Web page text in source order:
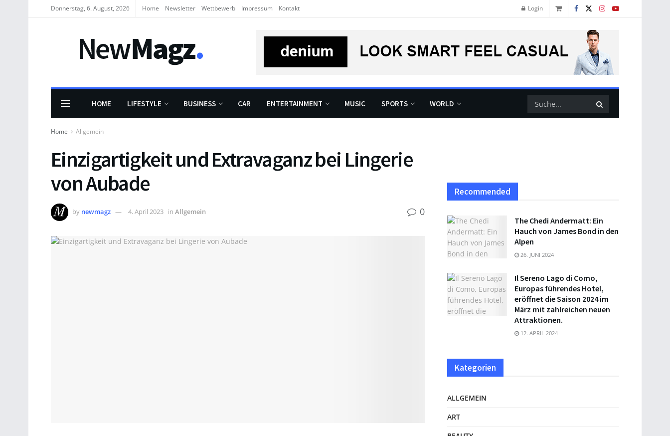
Donnerstag, 6. August, 2026 Home Newsletter Wettbewerb Impressum Kontakt Login
HOME LIFESTYLE BUSINESS CAR ENTERTAINMENT MUSIC SPORTS WORLD
Home Allgemein
Einzigartigkeit und Extravaganz bei Lingerie
von Aubade
by newmagz 4. April 2023 in Allgemein 0
Recommended
The Chedi Andermatt: Ein
Hauch von James Bond in den
Alpen
26. JUNI 2024
Il Sereno Lago di Como,
Europas führendes Hotel,
eröffnet die Saison 2024 im
März mit zahlreichen neuen
Attraktionen.
12. APRIL 2024
Kategorien
ALLGEMEIN
ART